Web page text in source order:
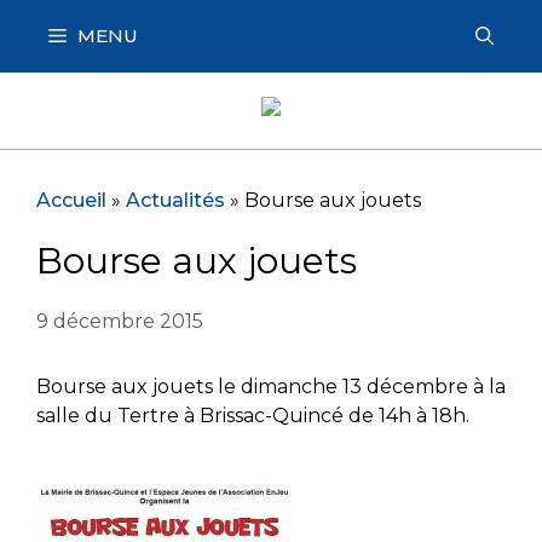
contenu
MENU
Accueil » Actualités » Bourse aux jouets
Bourse aux jouets
9 décembre 2015
Bourse aux jouets le dimanche 13 décembre à la
salle du Tertre à Brissac-Quincé de 14h à 18h.